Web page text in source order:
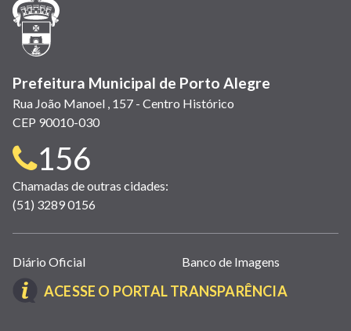
Prefeitura Municipal de Porto Alegre
Rua João Manoel , 157 - Centro Histórico
CEP 90010-030
Telefone
para
contato:
156
Chamadas de outras cidades:
(51) 3289 0156
Links
úteis
(abrem
Diário Oficial Banco de Imagens
ACESSE O PORTAL TRANSPARÊNCIA(LINK